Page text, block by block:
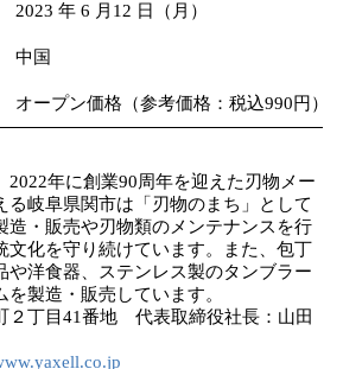
2023 年 6 月12 日（月）
中国
オープン価格（参考価格：税込990円）
2022年に創業90周年を迎えた刃物メー
る岐阜県関市は「刃物のまち」として
造・販売や刃物類のメンテナンスを行
文化を守り続けています。また、包丁
や洋食器、ステンレス製のタンブラー
製造・販売しています。
２丁目41番地 代表取締役社長：山田